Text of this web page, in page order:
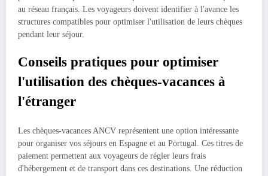
au réseau français. Les voyageurs doivent identifier à l'avance les
structures compatibles pour optimiser l'utilisation de leurs chèques
pendant leur séjour.
Conseils pratiques pour optimiser
l'utilisation des chèques-vacances à
l'étranger
Les chèques-vacances ANCV représentent une option intéressante
pour organiser vos séjours en Espagne et au Portugal. Ces titres de
paiement permettent aux voyageurs de régler leurs frais
d'hébergement et de transport dans ces destinations. Une réduction